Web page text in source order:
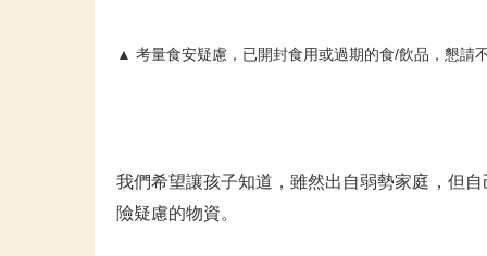
▲ 考量食安疑慮，已開封食用或過期的食/飲品，懇請
我們希望讓孩子知道，雖然出自弱勢家庭，但
險疑慮的物資。